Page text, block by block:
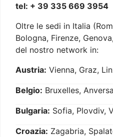
tel: + 39 335 669 3954
Oltre le sedi in Italia
Bologna, Firenze,
del nostro network in:
Austria: Vienna, Graz,
Belgio: Bruxelles,
Bulgaria: Sofia, Plovdiv,
Croazia: Zagabria,